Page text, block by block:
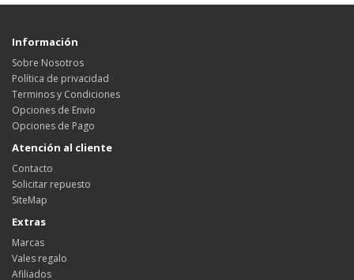
Información
Sobre Nosotros
Política de privacidad
Terminos y Condiciones
Opciones de Envio
Opciones de Pago
Atención al cliente
Contacto
Solicitar repuesto
SiteMap
Extras
Marcas
Vales regalo
Afiliados